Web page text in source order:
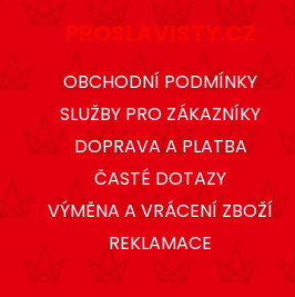
PROSLAVISTY.CZ
OBCHODNÍ PODMÍNKY
SLUŽBY PRO ZÁKAZNÍKY
DOPRAVA A PLATBA
ČASTÉ DOTAZY
VÝMĚNA A VRÁCENÍ ZBOŽÍ
REKLAMACE